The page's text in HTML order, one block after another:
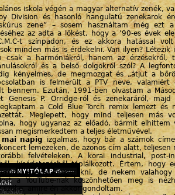
iskola végén a magyar alternatív zenék,
Division és hasonló hangulatú zenekarok
zene” – sosem használtam még ezt
az adta a lökést, hogy a ’90-es évek
t színpadon, és ez akkora hatással
minden más is érdekelni. Van ilyen? Létezik
csak a harmóniákról, hanem az érzésekről,
és a belső dolgokról szól? A
kényelmes, de megmozgat és „átjut a
is felmerült a PTV neve,
bennem. Ezután, 1991-ben olvastam a
Genesis P. Orridge-ról és zenekaráról, majd
a Cold Blue Torch remix lemezt és
Meglepett, hogy mind teljesen más
hogy ugyanaz az előadó, bármit elhittem
megismerkedtem a teljes életművével.
napig izgalmas, hogy bár a számok
lemezeken, de azonos cím alatt, teljesen
felvételeken. A korai industrial, post-
kísérletezésből táplálkozott. Értem, hogy
ezeket összerakni, de nekem
a YouTube-nak köszönhetően meg is
szól-e, amire én akkor gondoltam.